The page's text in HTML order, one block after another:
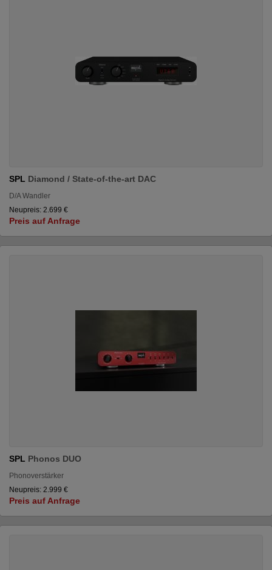
SPL Diamond / State-of-the-art DAC
D/A Wandler
Neupreis: 2.699 €
Preis auf Anfrage
SPL Phonos DUO
Phonoverstärker
Neupreis: 2.999 €
Preis auf Anfrage